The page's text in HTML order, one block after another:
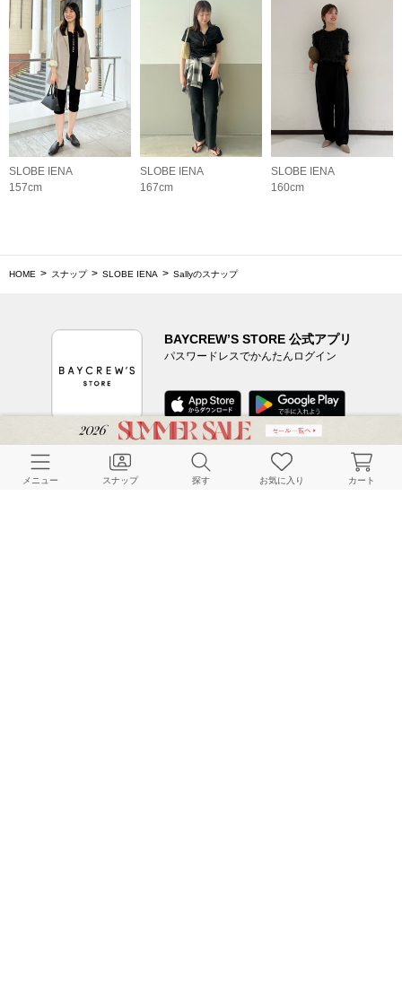
SLOBE IENA
157cm
SLOBE IENA
167cm
SLOBE IENA
160cm
HOME スナップ SLOBE IENA Sallyのスナップ
BAYCREW’S STORE 公式アプリ
パスワードレスでかんたんログイン
CUSTOMER SERVICE
メニュー スナップ 探す お気に入り カート